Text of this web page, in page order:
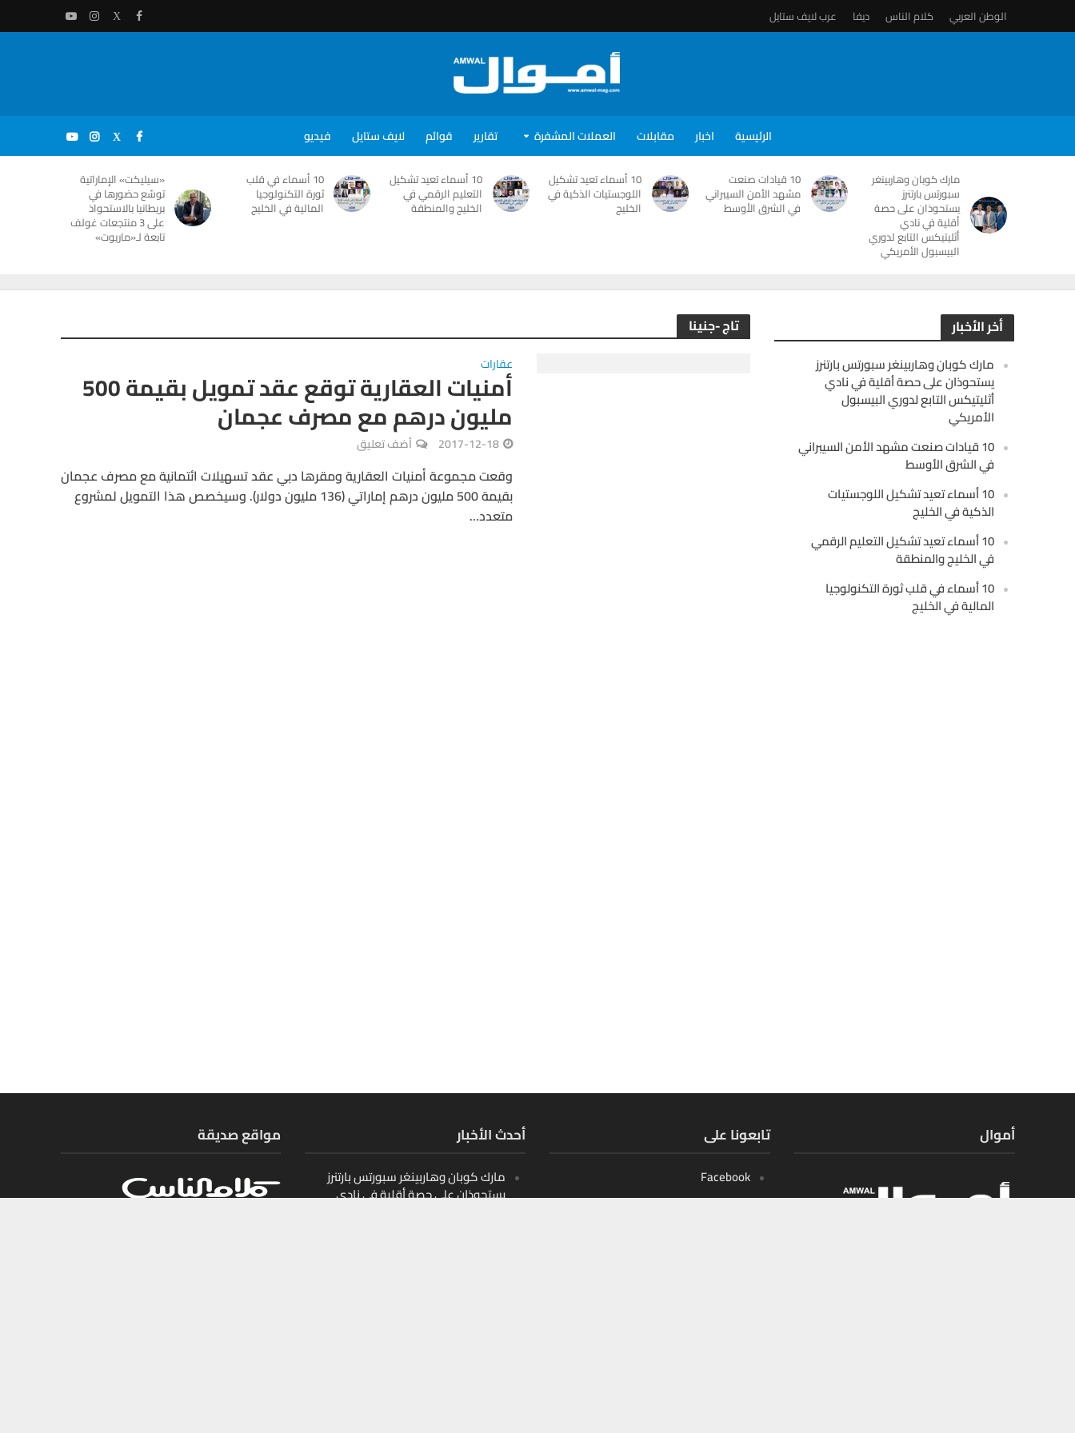
الوطن العربي كلام الناس ديفا عرب لايف ستايل
الرئيسية اخبار مقابلات العملات المشفرة تقارير قوائم لايف ستايل فيديو
مارك كوبان وهاربينغر
سبورتس بارتنرز
يستحوذان على حصة
أقلية في نادي
أثليتيكس التابع لدوري
البيسبول الأمريكي
10 قيادات صنعت
مشهد الأمن السيبراني
في الشرق الأوسط
10 أسماء تعيد تشكيل
اللوجستيات الذكية في
الخليج
10 أسماء تعيد تشكيل
التعليم الرقمي في
الخليج والمنطقة
10 أسماء في قلب
ثورة التكنولوجيا
المالية في الخليج
«سيليكت» الإماراتية
توسّع حضورها في
بريطانيا بالاستحواذ
على 3 منتجعات غولف
تابعة لـ«ماريوت»
تاج -جنينا
عقارات
أمنيات العقارية توقع عقد تمويل بقيمة 500
مليون درهم مع مصرف عجمان
2017-12-18 أضف تعليق
وقعت مجموعة أمنيات العقارية ومقرها دبي عقد تسهيلات ائتمانية مع مصرف عجمان
بقيمة 500 مليون درهم إماراتي (136 مليون دولار). وسيخصص هذا التمويل لمشروع
متعدد...
أخر الأخبار
مارك كوبان وهاربينغر سبورتس بارتنرز
يستحوذان على حصة أقلية في نادي
أثليتيكس التابع لدوري البيسبول
الأمريكي
10 قيادات صنعت مشهد الأمن السيبراني
في الشرق الأوسط
10 أسماء تعيد تشكيل اللوجستيات
الذكية في الخليج
10 أسماء تعيد تشكيل التعليم الرقمي
في الخليج والمنطقة
10 أسماء في قلب ثورة التكنولوجيا
المالية في الخليج
مواقع صديقة أحدث الأخبار
مارك كوبان وهاربينغر سبورتس بارتنرز
يستحوذان على حصة أقلية في نادي
تابعونا على
Facebook
أموال